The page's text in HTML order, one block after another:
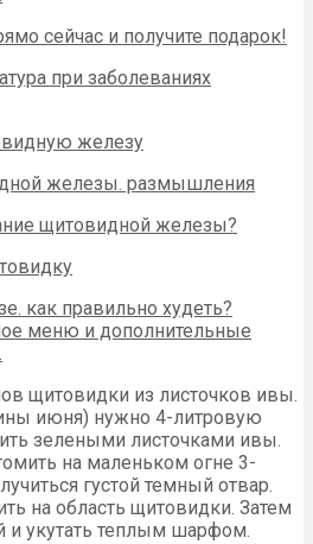
щитовидки из листочков ивы.
июня) нужно 4-литровую
зелеными листочками ивы.
на маленьком огне 3-
густой темный отвар.
на область щитовидки. Затем
и укутать теплым шарфом.